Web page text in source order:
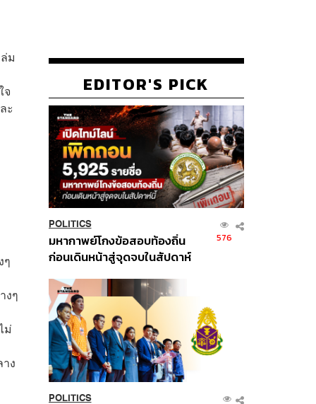
ม
จ
ะ
ๆ
งๆ
ม่
ง
EDITOR'S PICK
POLITICS
มหากาพย์โกงข้อสอบท้องถิ่น
ก่อนเดินหน้าสู่จุดจบในสัปดาห์
576
POLITICS